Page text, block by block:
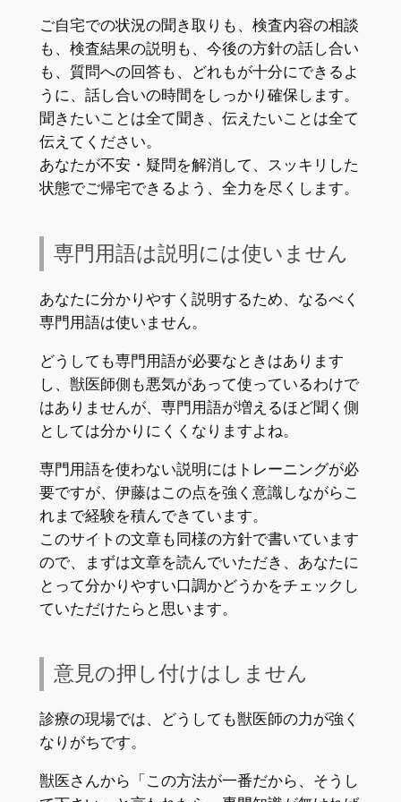
ご自宅での状況の聞き取りも、検査内容の相談
も、検査結果の説明も、今後の方針の話し合い
も、質問への回答も、どれもが十分にできるよ
うに、話し合いの時間をしっかり確保します。
聞きたいことは全て聞き、伝えたいことは全て
伝えてください。
あなたが不安・疑問を解消して、スッキリした
状態でご帰宅できるよう、全力を尽くします。
専門用語は説明には使いません
あなたに分かりやすく説明するため、なるべく
専門用語は使いません。
どうしても専門用語が必要なときはあります
し、獣医師側も悪気があって使っているわけで
はありませんが、専門用語が増えるほど聞く側
としては分かりにくくなりますよね。
専門用語を使わない説明にはトレーニングが必
要ですが、伊藤はこの点を強く意識しながらこ
れまで経験を積んできています。
このサイトの文章も同様の方針で書いています
ので、まずは文章を読んでいただき、あなたに
とって分かりやすい口調かどうかをチェックし
ていただけたらと思います。
意見の押し付けはしません
診療の現場では、どうしても獣医師の力が強く
なりがちです。
獣医さんから「この方法が一番だから、そうし